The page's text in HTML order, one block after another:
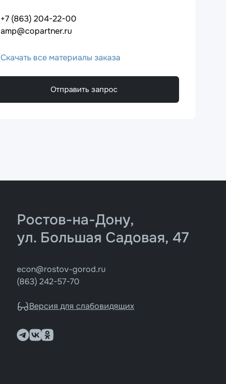
+7 (863) 204-22-00
amp@copartner.ru
Скачать все материалы заказа
Отправить запрос
Ростов-на-Дону,
ул. Большая Садовая, 47
econ@rostov-gorod.ru
(863) 242-57-70
Версия для слабовидящих